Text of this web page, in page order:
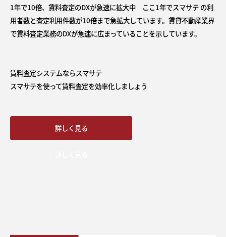
1年で10倍、賃料査定のDXが急速に拡大中 ここ1年でスマサテ の利
用者数と査定利用件数が10倍まで急拡大しています。賃貸不動産業界
で賃料査定業務のDXが急速に広まっていることを示しています。
賃料査定システムならスマサテ
スマサテを使って賃料査定を効率化しましょう
詳しく見る